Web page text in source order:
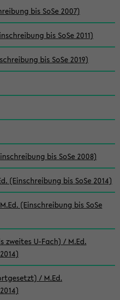
bis SoSe 2007)
bis SoSe 2011)
bis SoSe 2019)
bis SoSe 2008)
(Einschreibung bis SoSe 2014)
(Einschreibung bis SoSe
zweites U-Fach) / M.Ed.
/ M.Ed.